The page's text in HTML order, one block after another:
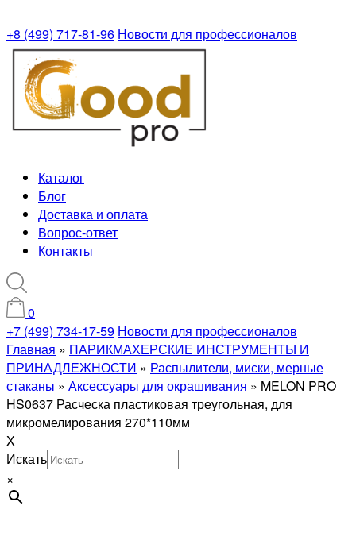
+8 (499) 717-81-96 Новости для профессионалов
Каталог
Блог
Доставка и оплата
Вопрос-ответ
Контакты
0
+7 (499) 734-17-59 Новости для профессионалов
Главная » ПАРИКМАХЕРСКИЕ ИНСТРУМЕНТЫ И
ПРИНАДЛЕЖНОСТИ » Распылители, миски, мерные
стаканы » Аксессуары для окрашивания » MELON PRO
HS0637 Расческа пластиковая треугольная, для
микромелирования 270*110мм
X
Искать
×